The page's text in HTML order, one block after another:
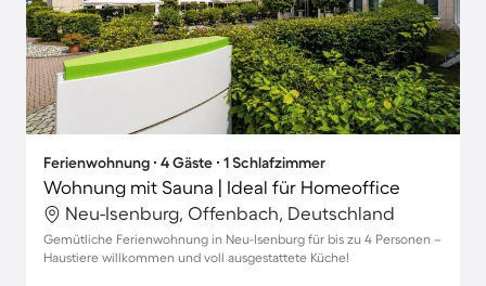
Ferienwohnung ∙ 4 Gäste ∙ 1 Schlafzimmer
Wohnung mit Sauna | Ideal für Homeoffice
Neu-Isenburg, Offenbach, Deutschland
Gemütliche Ferienwohnung in Neu-Isenburg für bis zu 4 Personen –
Haustiere willkommen und voll ausgestattete Küche!